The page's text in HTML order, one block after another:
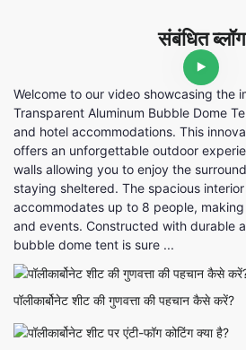
संबंधित ब्लॉग
Welcome to our video showcasing the
Transparent Aluminum Bubble Dome
and hotel accommodations. This
offers an unforgettable outdoor
walls allowing you to enjoy the
staying sheltered. The spacious
accommodates up to 8 people,
and events. Constructed with durable
bubble dome tent is sure ...
पॉलीकार्बोनेट शीट की गुणवत्ता की पहचान कैसे करें?